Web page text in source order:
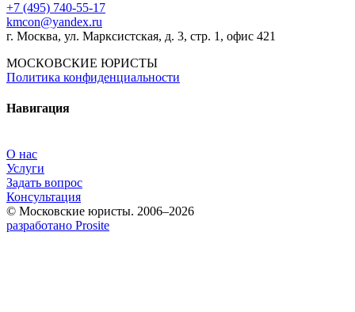
+7 (495) 740‑55‑17
kmcon@yandex.ru
г. Москва, ул. Марксистская, д. 3, стр. 1, офис 421
МОСКОВСКИЕ ЮРИСТЫ
Политика конфиденциальности
Навигация
О нас
Услуги
Задать вопрос
Консультация
© Московские юристы. 2006–2026
разработано Prosite